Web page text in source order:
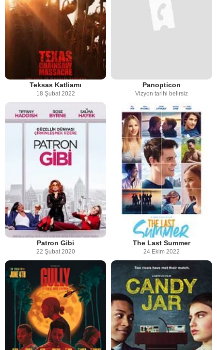
Teksas Katliamı
18 Şubat 2022
Panopticon
Vizyon tarihi belirsiz
Patron Gibi
22 Şubat 2020
The Last Summer
24 Ekim 2022